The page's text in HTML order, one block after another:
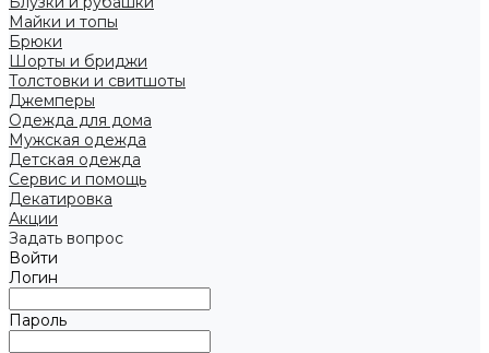
Майки и топы
Брюки
Шорты и бриджи
Толстовки и свитшоты
Джемперы
Одежда для дома
Мужская одежда
Детская одежда
Сервис и помощь
Декатировка
Акции
Задать вопрос
Войти
Логин
Пароль